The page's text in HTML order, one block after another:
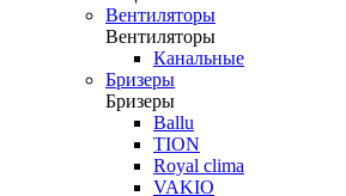
Вентиляторы
Вентиляторы
Канальные
Бризеры
Бризеры
Ballu
TION
Royal clima
VAKIO